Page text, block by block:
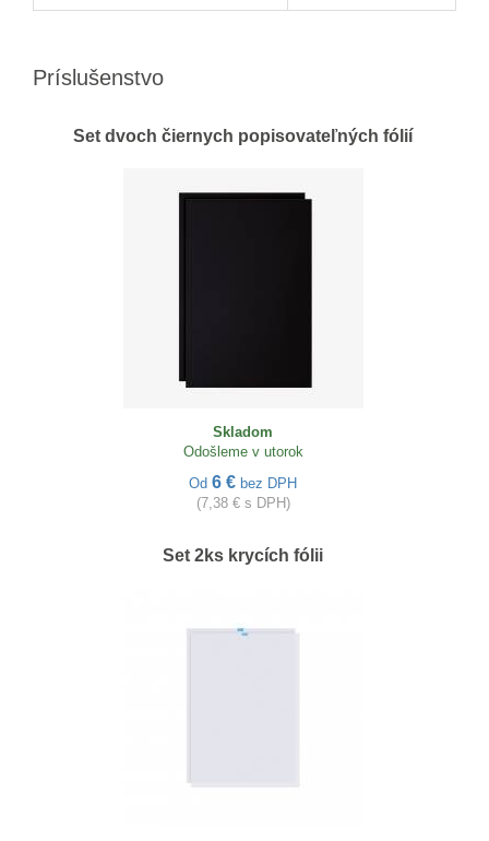
Príslušenstvo
Set dvoch čiernych popisovateľných fólií
Skladom
Odošleme v utorok
Od 6 € bez DPH
(7,38 € s DPH)
Set 2ks krycích fólii